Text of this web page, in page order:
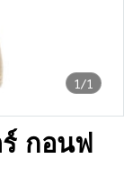
1/1
กอนฟ